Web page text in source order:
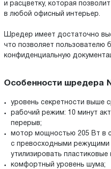
и расцветку, которая
в любой офисный интерьер.
Шредер имеет достаточно
что позволяет пользователю
конфиденциальную
Особенности шредера
уровень секретности выше
рабочий режим: 10 минут
перерыв;
мотор мощностью 205 Вт в
с превосходными режущими
утилизировать пластиковые
комфортный уровень шума;